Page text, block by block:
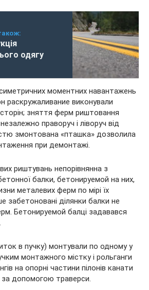
одягу
моментних навантажень
раскружаливание виконували
зняття ферм риштовання
праворуч і ліворуч від
змонтована «пташка» дозволила
при демонтажі.
риштувань непорівнянна з
балки, бетонируемой на них,
металевих ферм по мірі їх
забетоновані ділянки балки не
Бетонируемой балці задавався
в пучку) монтували по одному у
монтажного містку і рольганги
на опорні частини пілонів канати
допомогою траверси.